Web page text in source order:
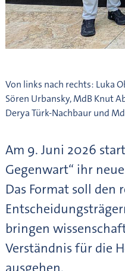
Von links nach rechts: Luka
Sören Urbansky, MdB Knut
Derya Türk-Nachbaur und
Am 9. Juni 2026
Gegenwart“ ihr
Das Format soll
bringen
Verständnis für die
ausgehen.